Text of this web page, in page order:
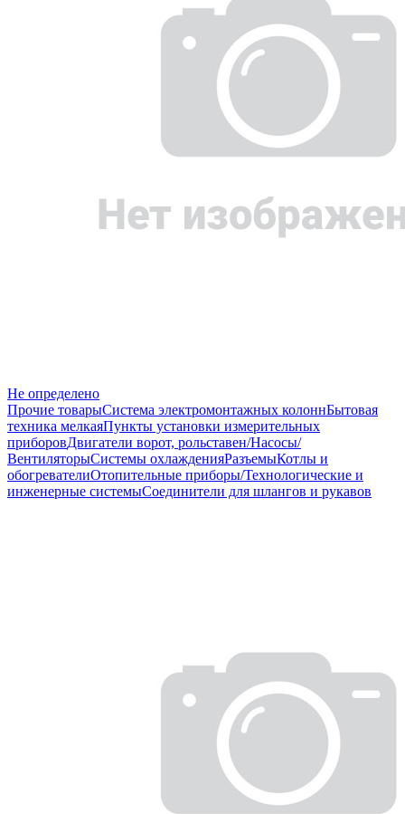
Не определено
Прочие товарыСистема электромонтажных колоннБытовая
техника мелкаяПункты установки измерительных
приборовДвигатели ворот, рольставен/Насосы/
ВентиляторыСистемы охлажденияРазъемыКотлы и
обогревателиОтопительные приборы/Технологические и
инженерные системыСоединители для шлангов и рукавов